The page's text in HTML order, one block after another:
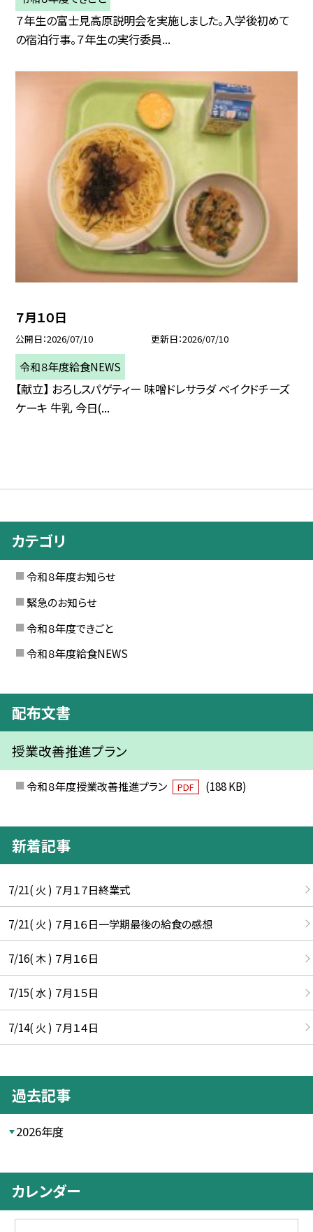
７年生の富士見高原説明会を実施しました。入学後初めて
の宿泊行事。７年生の実行委員...
７月１０日
公開日 2026/07/10 更新日 2026/07/10
令和８年度給食NEWS
【献立】 おろしスパゲティー 味噌ドレサラダ ベイクドチーズ
ケーキ 牛乳 今日(...
カテゴリ
令和８年度お知らせ
緊急のお知らせ
令和８年度できごと
令和８年度給食NEWS
配布文書
授業改善推進プラン
令和８年度授業改善推進プラン PDF (188 KB)
新着記事
7/21( 火 ) ７月１７日終業式
7/21( 火 ) ７月１６日一学期最後の給食の感想
7/16( 木 ) ７月１６日
7/15( 水 ) ７月１５日
7/14( 火 ) ７月１４日
過去記事
2026年度
カレンダー